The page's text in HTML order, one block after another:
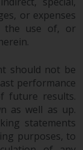
or expenses
the use of, or
should not be
performance
future results.
as well as up.
statements
purposes, to